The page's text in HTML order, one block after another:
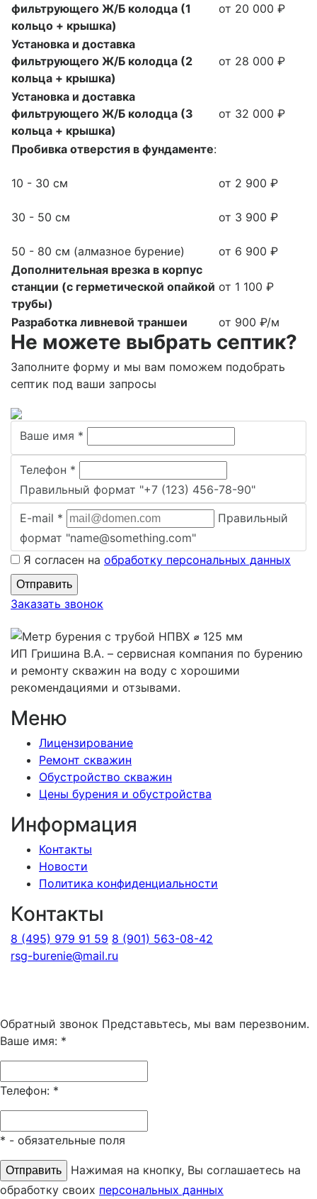
фильтрующего Ж/Б колодца (1
кольцо + крышка)
от 20 000 ₽
Установка и доставка
фильтрующего Ж/Б колодца (2
кольца + крышка)
от 28 000 ₽
Установка и доставка
фильтрующего Ж/Б колодца (3
кольца + крышка)
от 32 000 ₽
Пробивка отверстия в фундаменте:
10 - 30 см
30 - 50 см
50 - 80 см (алмазное бурение)
от 2 900 ₽
от 3 900 ₽
от 6 900 ₽
Дополнительная врезка в корпус
станции (с герметической опайкой
трубы)
от 1 100 ₽
Разработка ливневой траншеи от 900 ₽/м
Не можете выбрать септик?
Заполните форму и мы вам поможем подобрать
септик под ваши запросы
Ваше имя *
Телефон *
Правильный формат "+7 (123) 456-78-90"
E-mail *
Правильный
формат "name@something.com"
Я согласен на обработку персональных данных
Заказать звонок
ИП Гришина В.А. – сервисная компания по бурению
и ремонту скважин на воду с хорошими
рекомендациями и отзывами.
Меню
Лицензирование
Ремонт скважин
Обустройство скважин
Цены бурения и обустройства
Информация
Контакты
Новости
Политика конфиденциальности
Контакты
8 (495) 979 91 59 8 (901) 563-08-42
rsg-burenie@mail.ru
Обратный звонок Представьтесь, мы вам перезвоним.
Ваше имя: *
Телефон: *
* - обязательные поля
Нажимая на кнопку, Вы соглашаетесь на
обработку своих персональных данных